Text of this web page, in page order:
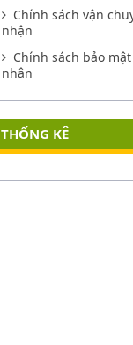
Chính sách vận
nhận
Chính sách bảo
nhân
THỐNG KÊ